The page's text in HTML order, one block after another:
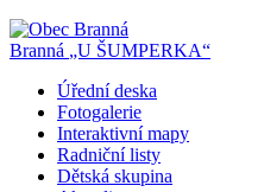
Branná „U ŠUMPERKA“
Úřední deska
Fotogalerie
Interaktivní mapy
Radniční listy
Dětská skupina